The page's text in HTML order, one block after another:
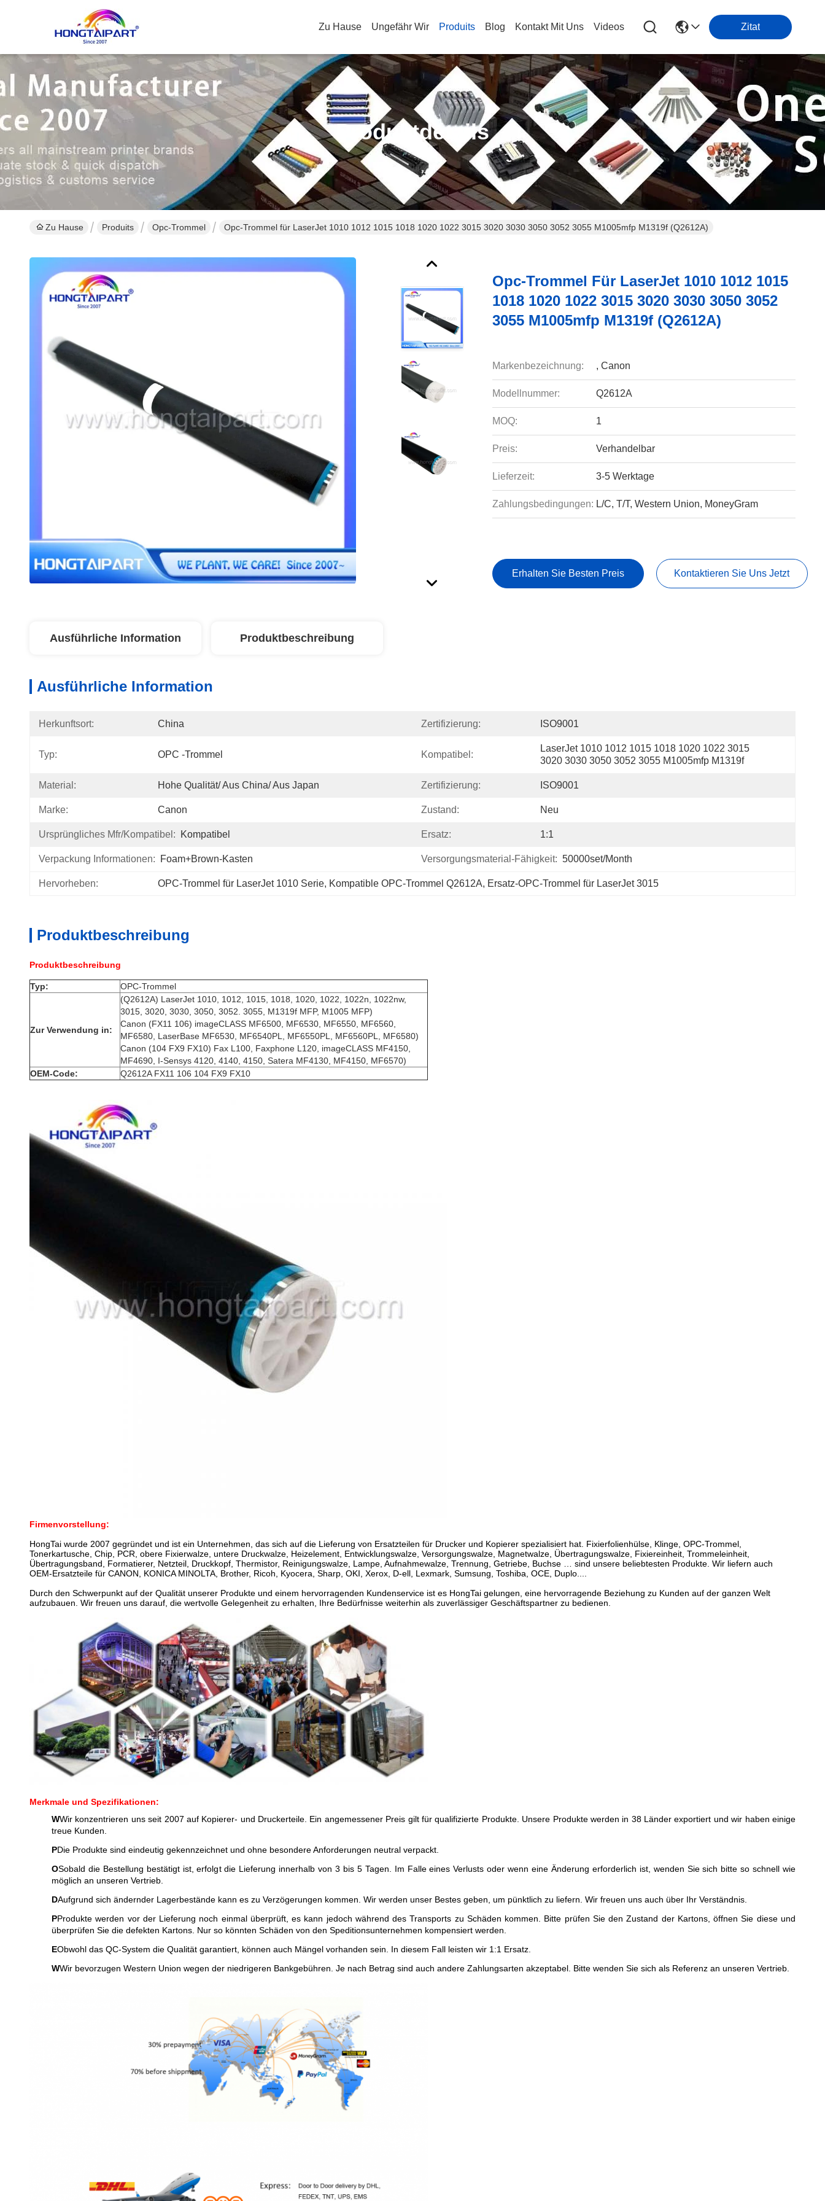
Zu Hause Ungefähr Wir Produits Blog Kontakt Mit Uns Videos Zitat
Produktdetails
Zu Hause Produits Opc-Trommel Opc-Trommel für LaserJet 1010 1012 1015 1018 1020 1022 3015 3020 3030 3050 3052 3055 M1005mfp M1319f (Q2612A)
Opc-Trommel Für LaserJet 1010 1012 1015
1018 1020 1022 3015 3020 3030 3050 3052
3055 M1005mfp M1319f (Q2612A)
Markenbezeichnung: , Canon
Modellnummer: Q2612A
MOQ: 1
Preis: Verhandelbar
Lieferzeit: 3-5 Werktage
Zahlungsbedingungen: L/C, T/T, Western Union, MoneyGram
Erhalten Sie Besten Preis Kontaktieren Sie Uns Jetzt
Ausführliche Information Produktbeschreibung
Ausführliche Information
Herkunftsort: China Zertifizierung: ISO9001
Typ: OPC -Trommel Kompatibel:
LaserJet 1010 1012 1015 1018 1020 1022 3015
3020 3030 3050 3052 3055 M1005mfp M1319f
Material: Hohe Qualität/ Aus China/ Aus Japan Zertifizierung: ISO9001
Marke: Canon Zustand: Neu
Ursprüngliches Mfr/kompatibel: Kompatibel Ersatz: 1:1
Verpackung Informationen: Foam+Brown-Kasten Versorgungsmaterial-Fähigkeit: 50000set/Month
Hervorheben: OPC-Trommel für LaserJet 1010 Serie, Kompatible OPC-Trommel Q2612A, Ersatz-OPC-Trommel für LaserJet 3015
Produktbeschreibung
Produktbeschreibung
Typ: OPC-Trommel
Zur Verwendung in:
(Q2612A) LaserJet 1010, 1012, 1015, 1018, 1020, 1022, 1022n, 1022nw,
3015, 3020, 3030, 3050, 3052. 3055, M1319f MFP, M1005 MFP)
Canon (FX11 106) imageCLASS MF6500, MF6530, MF6550, MF6560,
MF6580, LaserBase MF6530, MF6540PL, MF6550PL, MF6560PL, MF6580)
Canon (104 FX9 FX10) Fax L100, Faxphone L120, imageCLASS MF4150,
MF4690, I-Sensys 4120, 4140, 4150, Satera MF4130, MF4150, MF6570)
OEM-Code:
Q2612A FX11 106 104 FX9 FX10
Firmenvorstellung:
HongTai wurde 2007 gegründet und ist ein Unternehmen, das sich auf die Lieferung von Ersatzteilen für Drucker und Kopierer spezialisiert hat. Fixierfolienhülse, Klinge, OPC-Trommel,
Tonerkartusche, Chip, PCR, obere Fixierwalze, untere Druckwalze, Heizelement, Entwicklungswalze, Versorgungswalze, Magnetwalze, Übertragungswalze, Fixiereinheit, Trommeleinheit,
Übertragungsband, Formatierer, Netzteil, Druckkopf, Thermistor, Reinigungswalze, Lampe, Aufnahmewalze, Trennung, Getriebe, Buchse … sind unsere beliebtesten Produkte. Wir liefern auch
OEM-Ersatzteile für CANON, KONICA MINOLTA, Brother, Ricoh, Kyocera, Sharp, OKI, Xerox, D-ell, Lexmark, Sumsung, Toshiba, OCE, Duplo....
Durch den Schwerpunkt auf der Qualität unserer Produkte und einem hervorragenden Kundenservice ist es HongTai gelungen, eine hervorragende Beziehung zu Kunden auf der ganzen Welt
aufzubauen. Wir freuen uns darauf, die wertvolle Gelegenheit zu erhalten, Ihre Bedürfnisse weiterhin als zuverlässiger Geschäftspartner zu bedienen.
Merkmale und Spezifikationen:
WWir konzentrieren uns seit 2007 auf Kopierer- und Druckerteile. Ein angemessener Preis gilt für qualifizierte Produkte. Unsere Produkte werden in 38 Länder exportiert und wir haben einige
treue Kunden.
PDie Produkte sind eindeutig gekennzeichnet und ohne besondere Anforderungen neutral verpackt.
OSobald die Bestellung bestätigt ist, erfolgt die Lieferung innerhalb von 3 bis 5 Tagen. Im Falle eines Verlusts oder wenn eine Änderung erforderlich ist, wenden Sie sich bitte so schnell wie
möglich an unseren Vertrieb.
DAufgrund sich ändernder Lagerbestände kann es zu Verzögerungen kommen. Wir werden unser Bestes geben, um pünktlich zu liefern. Wir freuen uns auch über Ihr Verständnis.
PProdukte werden vor der Lieferung noch einmal überprüft, es kann jedoch während des Transports zu Schäden kommen. Bitte prüfen Sie den Zustand der Kartons, öffnen Sie diese und
überprüfen Sie die defekten Kartons. Nur so könnten Schäden von den Speditionsunternehmen kompensiert werden.
EObwohl das QC-System die Qualität garantiert, können auch Mängel vorhanden sein. In diesem Fall leisten wir 1:1 Ersatz.
WWir bevorzugen Western Union wegen der niedrigeren Bankgebühren. Je nach Betrag sind auch andere Zahlungsarten akzeptabel. Bitte wenden Sie sich als Referenz an unseren Vertrieb.